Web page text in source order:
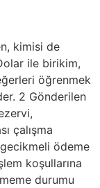
kimisi de
ile birikim,
öğrenmek
2 Gönderilen
çalışma
ödeme
koşullarına
durumu